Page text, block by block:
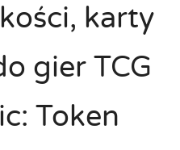
karty
gier TCG
Token